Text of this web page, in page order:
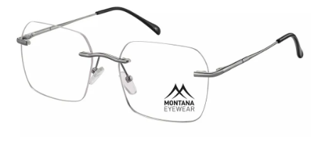
hvězdiček.